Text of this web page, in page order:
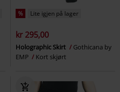
% Lite igjen på lager
kr 295,00
Holographic Skirt
Gothicana by
EMP
Kort skjørt